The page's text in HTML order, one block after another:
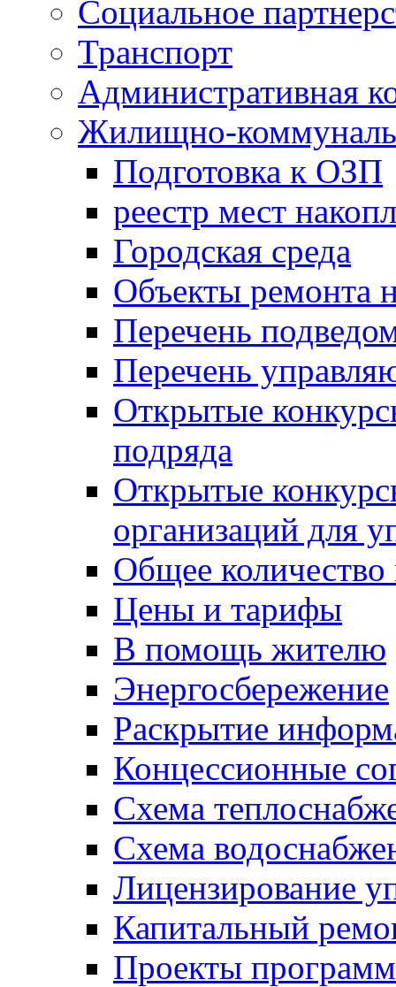
Социальное
Транспорт
Административная
Жилищно-
Подготовка к ОЗП
реестр мест
Городская среда
Объекты ремонта
Перечень
Перечень
Открытые
подряда
Открытые
организаций для
Общее
Цены и тарифы
В помощь жителю
Энергосбережение
Раскрытие
Концессионные
Схема
Схема
Лицензирование
Капитальный
Проекты программ